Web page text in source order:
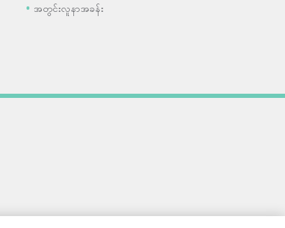
အတွင်းလူနာအခန်း